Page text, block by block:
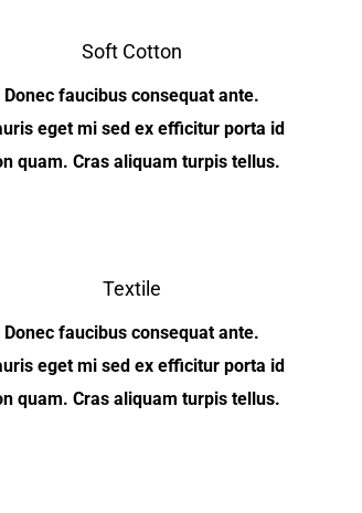
Soft Cotton
Donec faucibus consequat ante.
eget mi sed ex efficitur porta id
quam. Cras aliquam turpis tellus.
Textile
Donec faucibus consequat ante.
eget mi sed ex efficitur porta id
quam. Cras aliquam turpis tellus.